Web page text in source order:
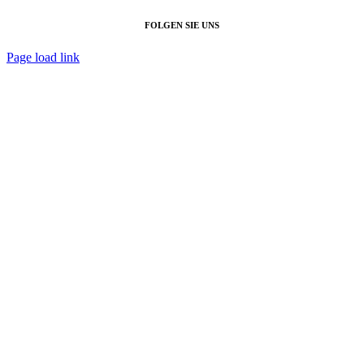
FOLGEN SIE UNS
Page load link